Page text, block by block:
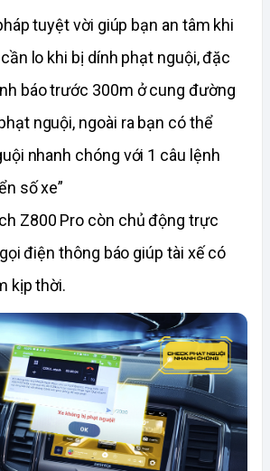
tuyệt vời giúp bạn an tâm khi
lo khi bị dính phạt nguội, đặc
báo trước 300m ở cung đường
nguội, ngoài ra bạn có thể
nhanh chóng với 1 câu lệnh
số xe”
Z800 Pro còn chủ động trực
điện thông báo giúp tài xế có
kịp thời.